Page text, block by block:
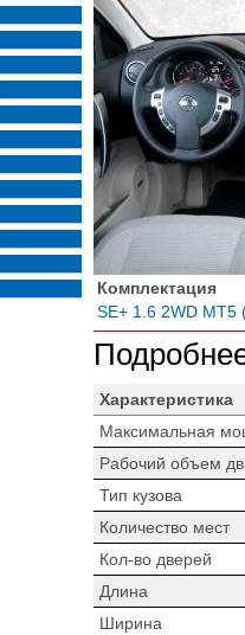
Комплектация
SE+ 1.6 2WD MT5
Характеристика
Максимальная
Рабочий объем
Тип кузова
Количество мест
Кол-во дверей
Длина
Ширина